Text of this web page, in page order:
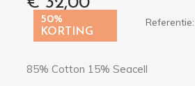
50%
KORTING
Referentie:
85% Cotton 15% Seacell